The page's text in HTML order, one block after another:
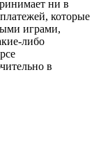
ни в
которые
играми,
либо
в